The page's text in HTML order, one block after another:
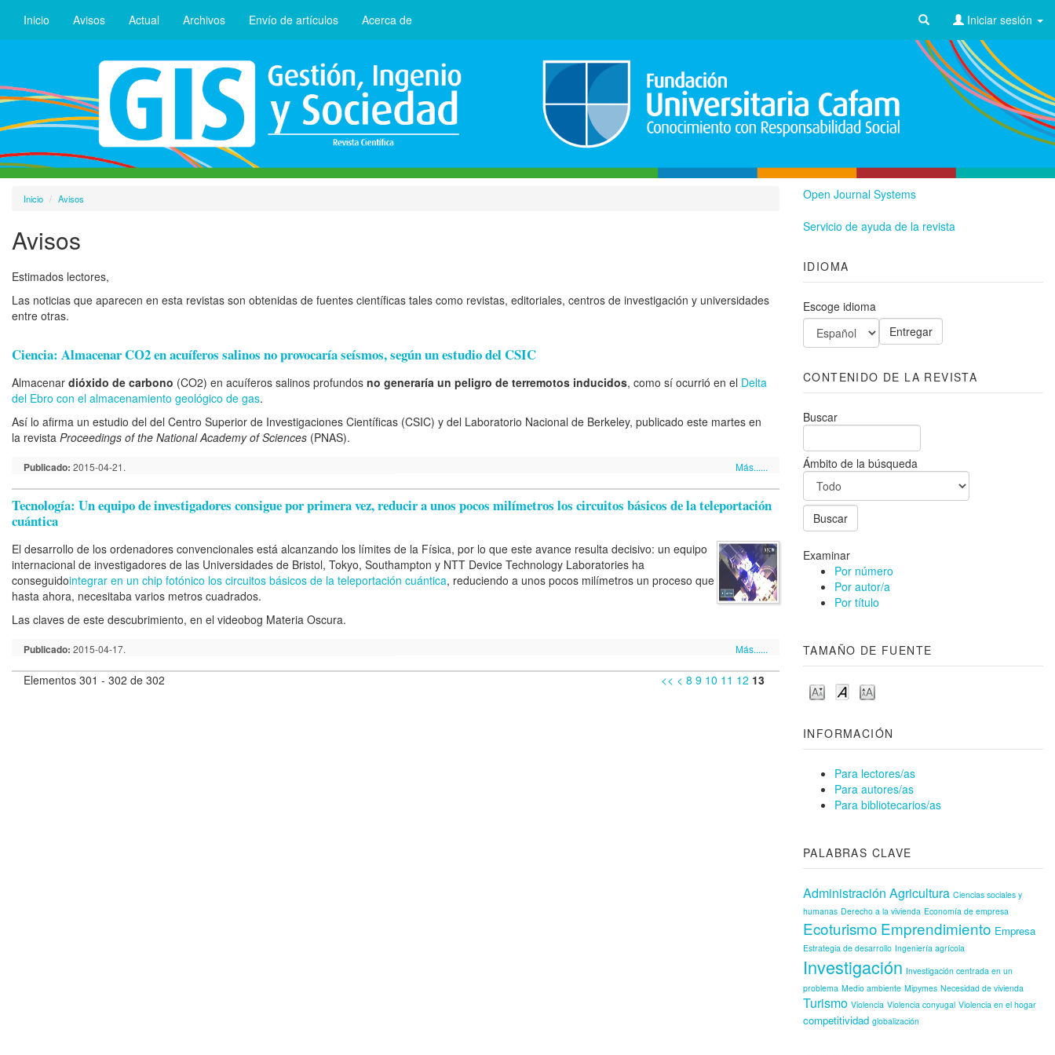
Inicio Avisos Actual Archivos Envío de artículos Acerca de Iniciar sesión
Inicio Avisos
Avisos
Estimados lectores,
Las noticias que aparecen en esta revistas son obtenidas de fuentes científicas tales como revistas, editoriales, centros de investigación y universidades
entre otras.
Ciencia: Almacenar CO2 en acuíferos salinos no provocaría seísmos, según un estudio del CSIC
Almacenar dióxido de carbono (CO2) en acuíferos salinos profundos no generaría un peligro de terremotos inducidos, como sí ocurrió en el Delta
del Ebro con el almacenamiento geológico de gas.
Así lo afirma un estudio del del Centro Superior de Investigaciones Científicas (CSIC) y del Laboratorio Nacional de Berkeley, publicado este martes en
la revista Proceedings of the National Academy of Sciences (PNAS).
Publicado: 2015-04-21. Más......
Tecnología: Un equipo de investigadores consigue por primera vez, reducir a unos pocos milímetros los circuitos básicos de la teleportación
cuántica
El desarrollo de los ordenadores convencionales está alcanzando los límites de la Física, por lo que este avance resulta decisivo: un equipo
internacional de investigadores de las Universidades de Bristol, Tokyo, Southampton y NTT Device Technology Laboratories ha
conseguidointegrar en un chip fotónico los circuitos básicos de la teleportación cuántica, reduciendo a unos pocos milímetros un proceso que
hasta ahora, necesitaba varios metros cuadrados.
Las claves de este descubrimiento, en el videobog Materia Oscura.
Publicado: 2015-04-17. Más......
Elementos 301 - 302 de 302 << < 8 9 10 11 12 13
Open Journal Systems
Servicio de ayuda de la revista
IDIOMA
Escoge idioma
CONTENIDO DE LA REVISTA
Buscar
Ámbito de la búsqueda
Examinar
Por número
Por autor/a
Por título
TAMAÑO DE FUENTE
INFORMACIÓN
Para lectores/as
Para autores/as
Para bibliotecarios/as
PALABRAS CLAVE
Administración Agricultura Ciencias sociales y
humanas Derecho a la vivienda Economía de empresa
Ecoturismo Emprendimiento Empresa
Estrategia de desarrollo Ingeniería agrícola
Investigación Investigación centrada en un
problema Medio ambiente Mipymes Necesidad de vivienda
Turismo Violencia Violencia conyugal Violencia en el hogar
competitividad globalización